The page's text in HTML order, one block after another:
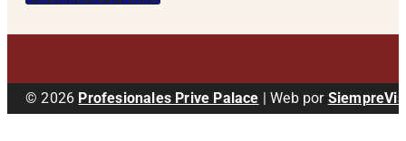
© 2026 Profesionales Prive Palace | Web por